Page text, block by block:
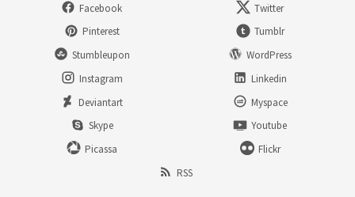
Facebook
Twitter
Pinterest
Tumblr
Stumbleupon
WordPress
Instagram
Linkedin
Deviantart
Myspace
Skype
Youtube
Picassa
Flickr
RSS